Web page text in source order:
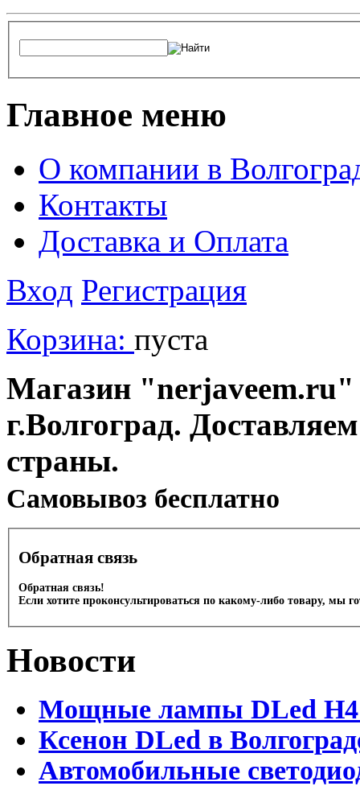
Главное меню
О компании в
Контакты
Доставка и Оплата
Вход Регистрация
Корзина: пуста
Магазин "nerjaveem.ru"
г.Волгоград.
страны.
Cамовывоз бесплатно
Обратная связь
Обратная связь!
Если хотите проконсультироваться по какому-либо товару, мы
Новости
Мощные лампы DLed H4
Ксенон DLed в
Автомобильные